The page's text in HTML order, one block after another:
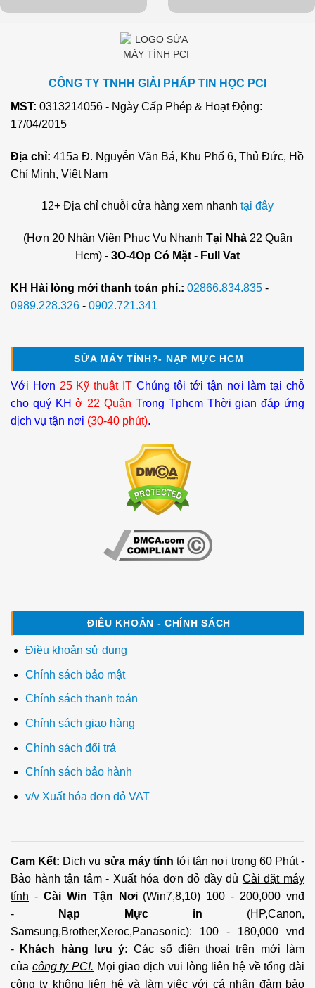
CÔNG TY TNHH GIẢI PHÁP TIN HỌC PCI
MST: 0313214056 - Ngày Cấp Phép & Hoạt Động:
17/04/2015
Địa chỉ: 415a Đ. Nguyễn Văn Bá, Khu Phố 6, Thủ Đức, Hồ
Chí Minh, Việt Nam
12+ Địa chỉ chuỗi cửa hàng xem nhanh tại đây
(Hơn 20 Nhân Viên Phục Vụ Nhanh Tại Nhà22 Quận
Hcm) - 3O-4Op Có Mặt - Full Vat
KH Hài lòng mới thanh toán phí.: 02866.834.835 -
0989.228.326 - 0902.721.341
SỬA MÁY TÍNH?- NẠP MỰC HCM
Với Hơn 25 Kỹ thuật ITChúng tôi tới tận nơi làm tại chỗ
cho quý KHở 22 Quận Trong Tphcm Thời gian đáp ứng
dịch vụ tận nơi (30-40 phút).
ĐIỀU KHOẢN - CHÍNH SÁCH
Điều khoản sử dụng
Chính sách bảo mật
Chính sách thanh toán
Chính sách giao hàng
Chính sách đổi trả
Chính sách bảo hành
v/v Xuất hóa đơn đỏ VAT
Cam Kết: Dịch vụ sửa máy tính tới tận nơi trong 60 Phút -
Bảo hành tận tâm - Xuất hóa đơn đỏ đầy đủ Cài đặt máy
tính - Cài Win Tận Nơi(Win7,8,10) 100 - 200,000 vnđ
-
Nạp Mực in
(HP,Canon,
Samsung,Brother,Xeroc,Panasonic): 100 - 180,000 vnđ
-
Khách hàng lưu ý: Các số điện thoại trên mới làm
của công ty PCI. Mọi giao dịch vui lòng liên hệ về tổng đài
công ty không liên hệ và làm việc với cá nhân đảm bảo